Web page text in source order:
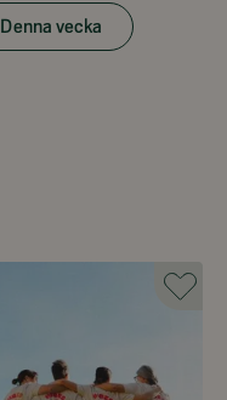
Denna vecka